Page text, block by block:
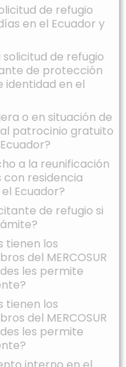
de refugio
en el Ecuador y
de refugio
de protección
en el
o en situación de
patrocinio gratuito
a la reunificación
residencia
Ecuador?
de refugio si
tienen los
del MERCOSUR
les permite
tienen los
del MERCOSUR
les permite